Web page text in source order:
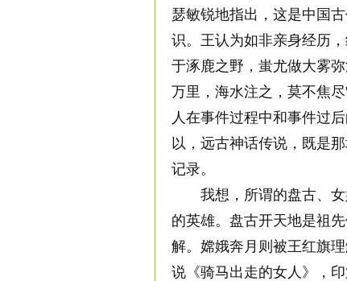
瑟敏锐地指出，这是中国
识。王认为如非亲身经历
于涿鹿之野，蚩尤做大雾
万里，海水注之，莫不焦
人在事件过程中和事件过
以，远古神话传说，既是
记录。
我想，所谓的盘古、女
的英雄。盘古开天地是祖
解。嫦娥奔月则被王红旗
说《骑马出走的女人》，